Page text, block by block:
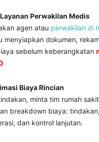
Perwakilan Medis
agen atau perwakilan di
menyiapkan dokumen,
sebelum keberangkatan
Biaya Rincian
minta tim rumah
breakdown biaya:
dan kontrol lanjutan.